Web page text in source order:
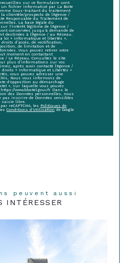
sur ce formulaire sont
un fichier informatisé par La Boite
Sous-traitant du traitement
clientèle/prospects de l'Agence /
Responsable du Traitement de
La base légale du
l'intérêt légitime de l'Agence /
conservées jusqu'à demande de
destinées à l'Agence / au Réseau.
loi « informatique et libertés »,
d’accès, de rectification,
de limitation et de
Vous pouvez retirer votre
moment en contactant
/ Le Réseau. Consultez le site
plus d’informations sur vos
après avoir contacté l'Agence /
droits « Informatique et Libertés »
vous pouvez adresser une
Nous vous informons de
d'opposition au démarchage
», sur laquelle vous pouvez
www.bloctel.gouv.fr Dans le
des Données personnelles, nous
pas inscrire de Données sensibles
saisie libre.
reCAPTCHA, les Politiques de
Conditions d'Utilisation de Google
peuvent aussi
INTÉRESSER